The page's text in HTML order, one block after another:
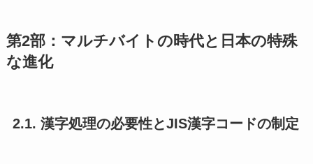
第2部：マルチバイトの時代と日本の特殊
な進化
2.1. 漢字処理の必要性とJIS漢字コードの制定